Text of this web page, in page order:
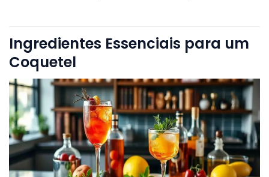
Ingredientes Essenciais para um
Coquetel